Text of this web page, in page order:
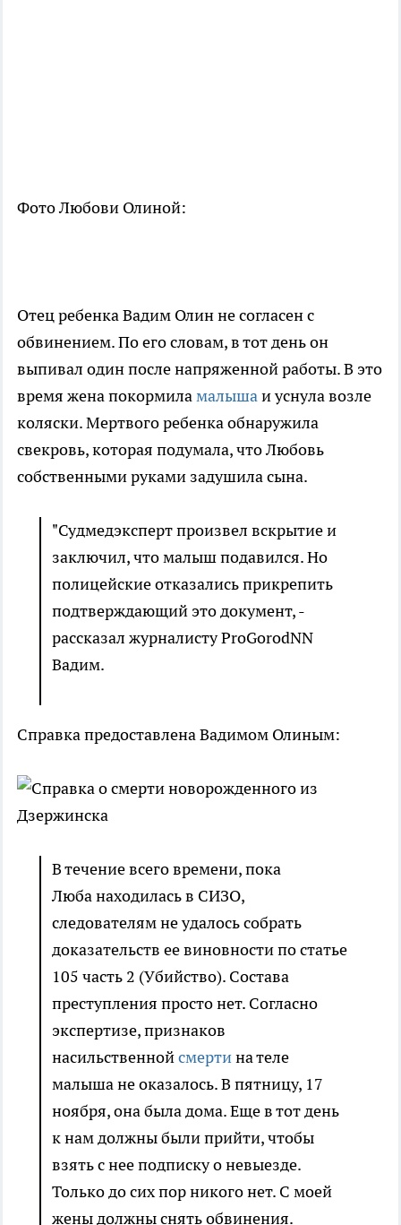
Фото Любови Олиной:
Отец ребенка Вадим Олин не согласен с
обвинением. По его словам, в тот день он
выпивал один после напряженной работы. В это
время жена покормиламалышаи уснула возле
коляски. Мертвого ребенка обнаружила
свекровь, которая подумала, что Любовь
собственными руками задушила сына.
"Судмедэксперт произвел вскрытие и
заключил, что малыш подавился. Но
полицейские отказались прикрепить
подтверждающий это документ, -
рассказал журналисту ProGorodNN
Вадим.
Справка предоставлена Вадимом Олиным:
В течение всего времени, пока
Люба находилась в СИЗО,
следователям не удалось собрать
доказательств ее виновности по статье
105 часть 2 (Убийство). Состава
преступления просто нет. Согласно
экспертизе, признаков
насильственнойсмертина теле
малыша не оказалось. В пятницу, 17
ноября, она была дома. Еще в тот день
к нам должны были прийти, чтобы
взять с нее подписку о невыезде.
Только до сих пор никого нет. С моей
жены должны снять обвинения.